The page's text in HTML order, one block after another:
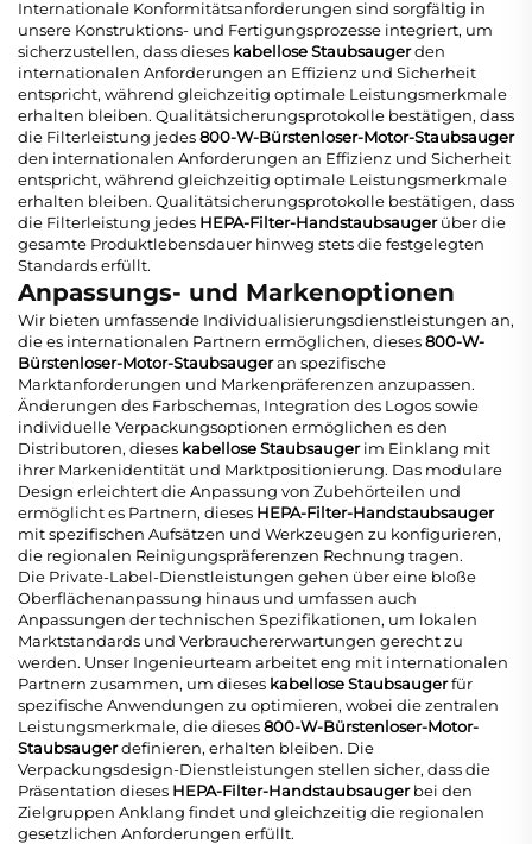
Internationale Konformitätsanforderungen sind sorgfältig in
unsere Konstruktions- und Fertigungsprozesse integriert, um
sicherzustellen, dass dieses kabellose Staubsaugerden
internationalen Anforderungen an Effizienz und Sicherheit
entspricht, während gleichzeitig optimale Leistungsmerkmale
erhalten bleiben. Qualitätsicherungsprotokolle bestätigen, dass
die Filterleistung jedes800-W-Bürstenloser-Motor-Staubsauger
den internationalen Anforderungen an Effizienz und Sicherheit
entspricht, während gleichzeitig optimale Leistungsmerkmale
erhalten bleiben. Qualitätsicherungsprotokolle bestätigen, dass
die Filterleistung jedes HEPA-Filter-Handstaubsaugerüber die
gesamte Produktlebensdauer hinweg stets die festgelegten
Standards erfüllt.
Anpassungs- und Markenoptionen
Wir bieten umfassende Individualisierungsdienstleistungen an,
die es internationalen Partnern ermöglichen, dieses800-W-
Bürstenloser-Motor-Staubsaugeran spezifische
Marktanforderungen und Markenpräferenzen anzupassen.
Änderungen des Farbschemas, Integration des Logos sowie
individuelle Verpackungsoptionen ermöglichen es den
Distributoren, dieses kabellose Staubsaugerim Einklang mit
ihrer Markenidentität und Marktpositionierung. Das modulare
Design erleichtert die Anpassung von Zubehörteilen und
ermöglicht es Partnern, dieses HEPA-Filter-Handstaubsauger
mit spezifischen Aufsätzen und Werkzeugen zu konfigurieren,
die regionalen Reinigungspräferenzen Rechnung tragen.
Die Private-Label-Dienstleistungen gehen über eine bloße
Oberflächenanpassung hinaus und umfassen auch
Anpassungen der technischen Spezifikationen, um lokalen
Marktstandards und Verbrauchererwartungen gerecht zu
werden. Unser Ingenieurteam arbeitet eng mit internationalen
Partnern zusammen, um dieses kabellose Staubsaugerfür
spezifische Anwendungen zu optimieren, wobei die zentralen
Leistungsmerkmale, die dieses800-W-Bürstenloser-Motor-
Staubsaugerdefinieren, erhalten bleiben. Die
Verpackungsdesign-Dienstleistungen stellen sicher, dass die
Präsentation dieses HEPA-Filter-Handstaubsaugerbei den
Zielgruppen Anklang findet und gleichzeitig die regionalen
gesetzlichen Anforderungen erfüllt.